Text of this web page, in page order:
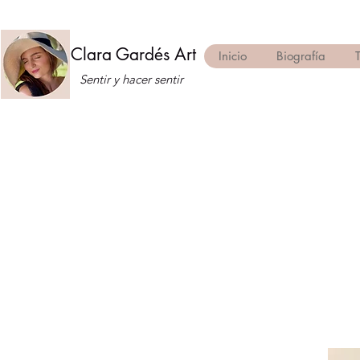
Inicio Biografía
Clara Gardés Art
Sentir y hacer sentir